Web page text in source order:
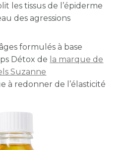
les tissus de l’épiderme
des agressions
formulés à base
Détox de la marque de
Suzanne
à redonner de l’élasticité